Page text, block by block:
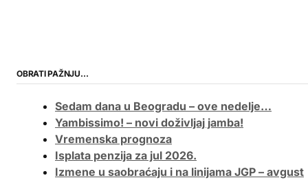
OBRATI PAŽNJU…
Sedam dana u Beogradu – ove nedelje…
Yambissimo! – novi doživljaj jamba!
Vremenska prognoza
Isplata penzija za jul 2026.
Izmene u saobraćaju i na linijama JGP – avgust